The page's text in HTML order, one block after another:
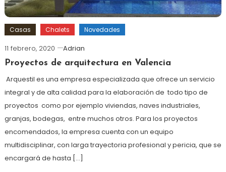
Casas Chalets Novedades
11 febrero, 2020
Adrian
Proyectos de arquitectura en Valencia
Arquestil es una empresa especializada que ofrece un servicio
integral y de alta calidad para la elaboración de todo tipo de
proyectos como por ejemplo viviendas, naves industriales,
granjas, bodegas, entre muchos otros. Para los proyectos
encomendados, la empresa cuenta con un equipo
multidisciplinar, con larga trayectoria profesional y pericia, que se
encargará de hasta […]